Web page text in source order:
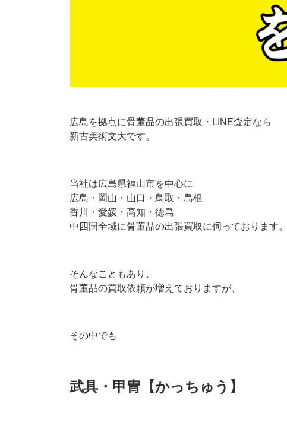
広島を拠点に骨董品の出張買取・LINE査定なら
新古美術文大です。
当社は広島県福山市を中心に
広島・岡山・山口・鳥取・島根
香川・愛媛・高知・徳島
中四国全域に骨董品の出張買取に伺っております。
そんなこともあり、
骨董品の買取依頼が増えておりますが、
その中でも
武具・甲冑【かっちゅう】